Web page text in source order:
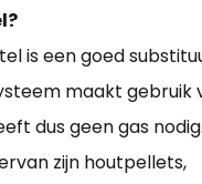
is een goed
maakt gebruik
dus geen gas nodig.
zijn houtpellets,